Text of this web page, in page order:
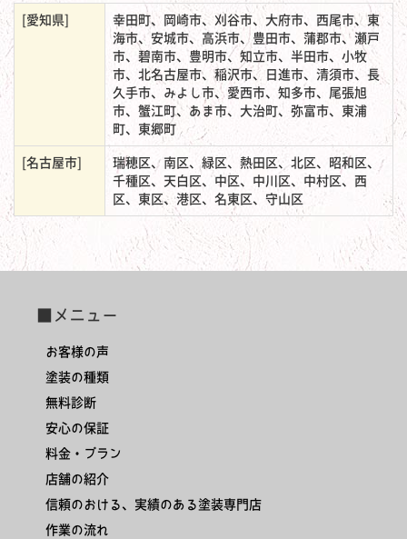
[愛知県]
幸田町、岡崎市、刈谷市、大府市、西尾市、東
海市、安城市、高浜市、豊田市、蒲郡市、瀬戸
市、碧南市、豊明市、知立市、半田市、小牧
市、北名古屋市、稲沢市、日進市、清須市、長
久手市、みよし市、愛西市、知多市、尾張旭
市、蟹江町、あま市、大治町、弥富市、東浦
町、東郷町
[名古屋市]
瑞穂区、南区、緑区、熱田区、北区、昭和区、
千種区、天白区、中区、中川区、中村区、西
区、東区、港区、名東区、守山区
■メニュー
お客様の声
塗装の種類
無料診断
安心の保証
料金・プラン
店舗の紹介
信頼のおける、実績のある塗装専門店
作業の流れ